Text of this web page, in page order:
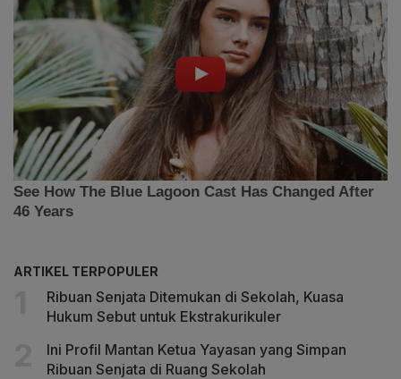
ARTIKEL TERPOPULER
Ribuan Senjata Ditemukan di Sekolah, Kuasa
Hukum Sebut untuk Ekstrakurikuler
Ini Profil Mantan Ketua Yayasan yang Simpan
Ribuan Senjata di Ruang Sekolah